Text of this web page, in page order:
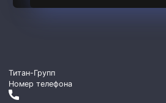
Титан-Групп
Номер телефона